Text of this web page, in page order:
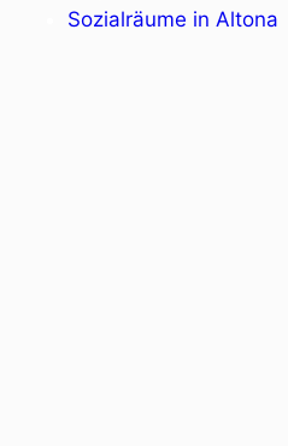
Sozialräume in Altona